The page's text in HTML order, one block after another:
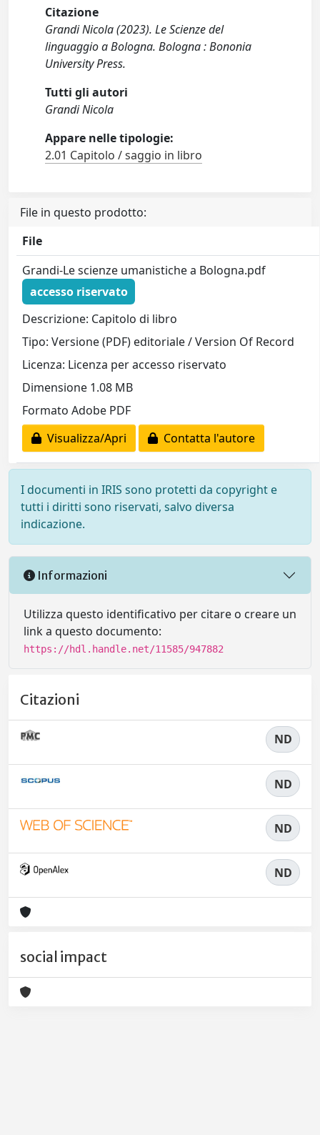
Citazione
Grandi Nicola (2023). Le Scienze del
linguaggio a Bologna. Bologna : Bononia
University Press.
Tutti gli autori
Grandi Nicola
Appare nelle tipologie:
2.01 Capitolo / saggio in libro
File in questo prodotto:
File
Grandi-Le scienze umanistiche a Bologna.pdf
accesso riservato
Descrizione: Capitolo di libro
Tipo: Versione (PDF) editoriale / Version Of Record
Licenza: Licenza per accesso riservato
Dimensione 1.08 MB
Formato Adobe PDF
Visualizza/Apri
Contatta l'autore
I documenti in IRIS sono protetti da copyright e
tutti i diritti sono riservati, salvo diversa
indicazione.
Informazioni
Utilizza questo identificativo per citare o creare un
link a questo documento:
https://hdl.handle.net/11585/947882
Citazioni
ND
ND
ND
ND
social impact